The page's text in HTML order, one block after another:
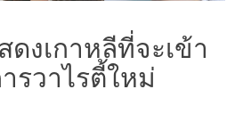
งเกาหลีที่จะเข้า
รวาไรตี้ใหม่